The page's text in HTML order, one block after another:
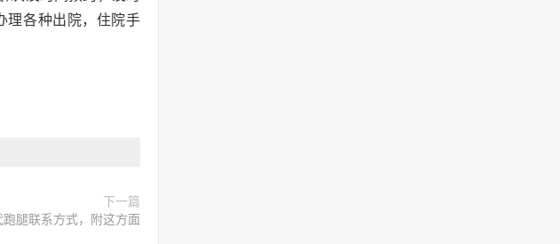
理各种出院，住院手
下一篇
腿联系方式，附这方面